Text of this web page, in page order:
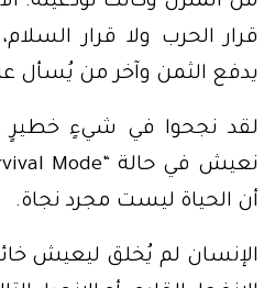
قرار الحرب ولا قرار
يدفع الثمن وآخر من يُسأل
لقد نجحوا في شيءٍ خطيرٍ
أن الحياة ليست مجرد نجاة.
الإنسان لم يُخلق ليعيش